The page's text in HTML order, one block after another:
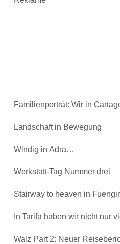
Familienporträt: Wir in
Landschaft in Bewegung
Windig in Adra…
Werkstatt-Tag Nummer drei
Stairway to heaven in
In Tarifa haben wir nicht nur
Walz Part 2: Neuer